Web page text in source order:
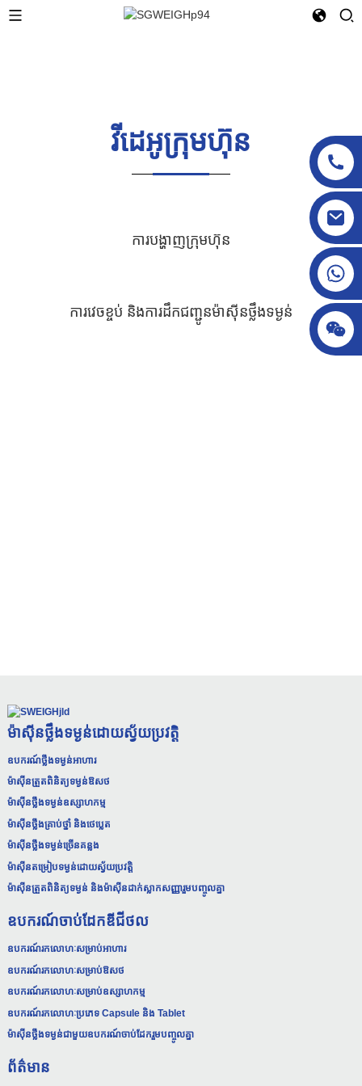
វីដេអូក្រុមហ៊ុន
ការបង្ហាញក្រុមហ៊ុន
ការវេចខ្ចប់ និងការដឹកជញ្ជូនម៉ាស៊ីនថ្លឹងទម្ងន់
ម៉ាស៊ីនថ្លឹងទម្ងន់ដោយស្វ័យប្រវត្តិ
ឧបករណ៍ថ្លឹងទម្ងន់អាហារ
ម៉ាស៊ីនត្រួតពិនិត្យទម្ងន់ឱសថ
ម៉ាស៊ីនថ្លឹងទម្ងន់ឧស្សាហកម្ម
ម៉ាស៊ីនថ្លឹងគ្រាប់ថ្នាំ និងថេប្លេត
ម៉ាស៊ីនថ្លឹងទម្ងន់ច្រើនគន្លង
ម៉ាស៊ីនតម្រៀបទម្ងន់ដោយស្វ័យប្រវត្តិ
ម៉ាស៊ីនត្រួតពិនិត្យទម្ងន់ និងម៉ាស៊ីនដាក់ស្លាកសញ្ញារួមបញ្ចូលគ្នា
ឧបករណ៍ចាប់ដែកឌីជីថល
ឧបករណ៍រកលោហៈសម្រាប់អាហារ
ឧបករណ៍រកលោហៈសម្រាប់ឱសថ
ឧបករណ៍រកលោហៈសម្រាប់ឧស្សាហកម្ម
ឧបករណ៍រកលោហៈប្រភេទ Capsule និង Tablet
ម៉ាស៊ីនថ្លឹងទម្ងន់ជាមួយឧបករណ៍ចាប់ដែករួមបញ្ចូលគ្នា
ព័ត៌មាន